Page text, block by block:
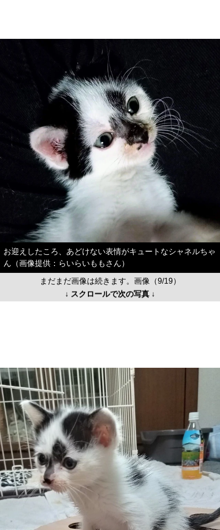
お迎えしたころ、あどけない表情がキュートなシャネルちゃ
ん（画像提供：らいらいももさん）
まだまだ画像は続きます。画像（9/19）
↓ スクロールで次の写真 ↓